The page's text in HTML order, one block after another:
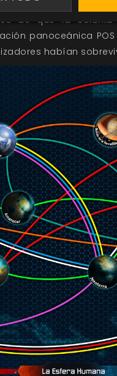
de que la colonia
panoceánica
habían